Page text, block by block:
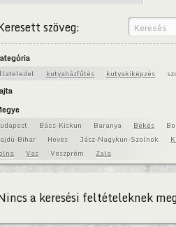
szöveg:
kutyaházfűtés kutyakiképzés
Bács-Kiskun Baranya Békés
Bihar
Heves Jász-Nagykun-Szolnok
Vas Veszprém Zala
a keresési feltételeknek